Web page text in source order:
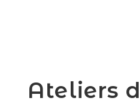
Ateliers